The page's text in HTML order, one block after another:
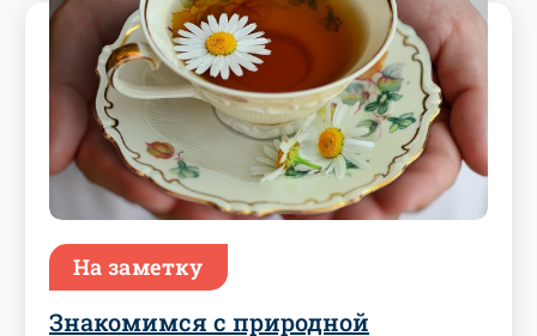
На заметку
Знакомимся с природной